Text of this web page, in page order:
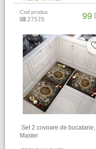
Cod produs
27576 99
​ Set 2 covoare de bucatarie,
Master